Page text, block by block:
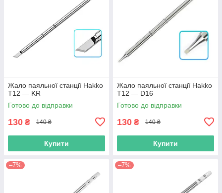
Жало паяльної станції Hakko
T12 — KR
Готово до відправки
130 ₴ 140 ₴
Купити
Жало паяльної станції Hakko
T12 — D16
Готово до відправки
130 ₴ 140 ₴
Купити
–7% –7%